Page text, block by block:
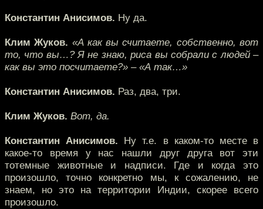
Константин Анисимов. Ну да.
Клим Жуков. «А как вы считаете, собственно, вот
то, что вы…? Я не знаю, риса вы собрали с людей –
как вы это посчитаете?» – «А так…»
Константин Анисимов. Раз, два, три.
Клим Жуков. Вот, да.
Константин Анисимов. Ну т.е. в каком-то месте в
какое-то время у нас нашли друг друга вот эти
тотемные животные и надписи. Где и когда это
произошло, точно конкретно мы, к сожалению, не
знаем, но это на территории Индии, скорее всего
произошло.